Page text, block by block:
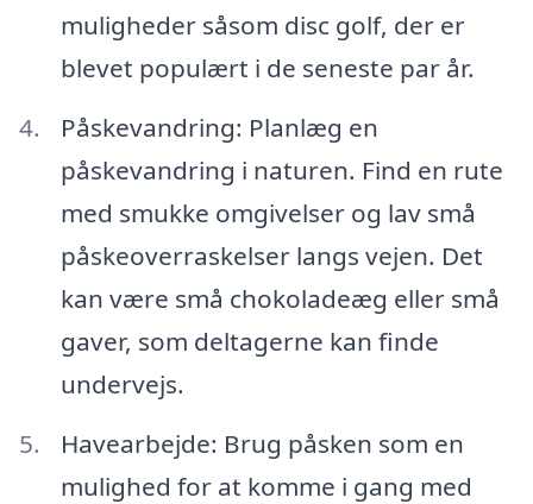
muligheder såsom disc golf, der er
blevet populært i de seneste par år.
Påskevandring: Planlæg en
påskevandring i naturen. Find en rute
med smukke omgivelser og lav små
påskeoverraskelser langs vejen. Det
kan være små chokoladeæg eller små
gaver, som deltagerne kan finde
undervejs.
Havearbejde: Brug påsken som en
mulighed for at komme i gang med